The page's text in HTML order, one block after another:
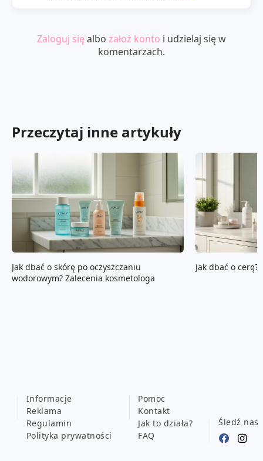
Zaloguj się albo założ konto i udzielaj się w
komentarzach.
Przeczytaj inne artykuły
Jak dbać o skórę po oczyszczaniu
wodorowym? Zalecenia kosmetologa
Jak dbać o
Informacje
Reklama
Regulamin
Polityka prywatności
Pomoc
Kontakt
Jak to działa?
FAQ
Śledź nas